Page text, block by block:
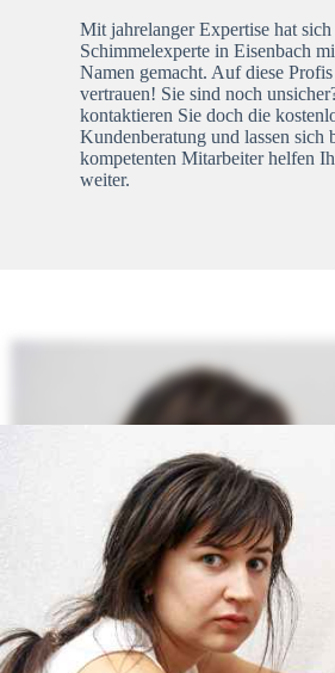
Mit jahrelanger Expertise hat sich
Schimmelexperte in Eisenbach
Namen gemacht. Auf diese
vertrauen! Sie sind noch
kontaktieren Sie doch die
Kundenberatung und lassen sich
kompetenten Mitarbeiter helfen
weiter.